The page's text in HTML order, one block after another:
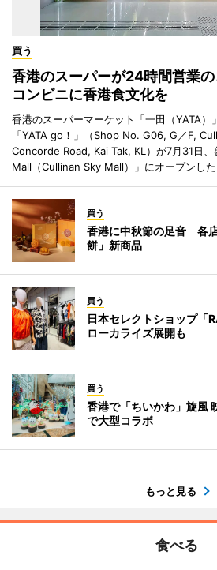
買う
香港のスーパーが24時間営業
コンビニに香港食文化を
香港のスーパーマーケット「一田（YATA）
「YATA go！」（Shop No. G06, G／F,
Concorde Road, Kai Tak, KL）が7月31日
Mall（Cullinan Sky Mall）」にオープンした
買う
香港に中秋節の足音 各
餅」新商品
買う
日本セレクトショップ「
ローカライズ展開も
買う
香港で「ちいかわ」旋風
で大型コラボ
もっと見る
食べる